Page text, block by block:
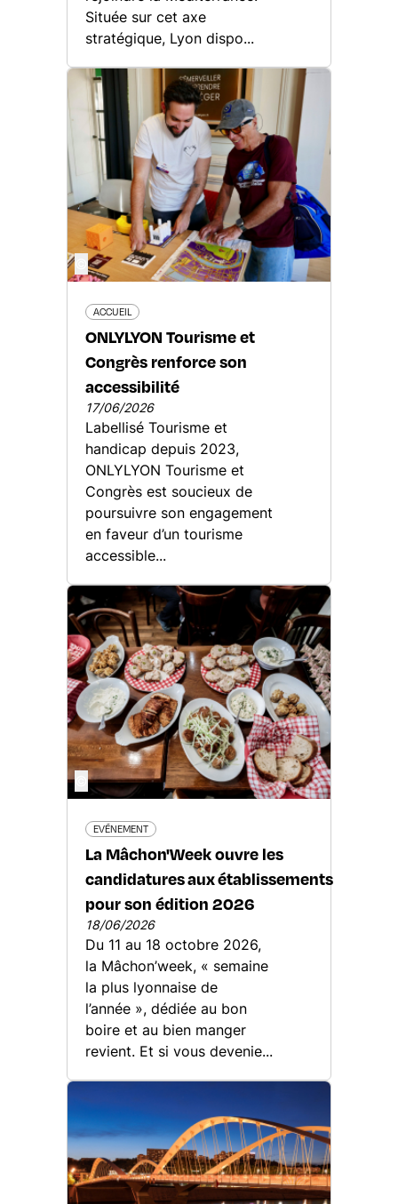
Située sur cet axe
stratégique, Lyon dispo...
ACCUEIL
ONLYLYON Tourisme et
Congrès renforce son
accessibilité
17/06/2026
Labellisé Tourisme et
handicap depuis 2023,
ONLYLYON Tourisme et
Congrès est soucieux de
poursuivre son engagement
en faveur d’un tourisme
accessible...
©
EVÉNEMENT
La Mâchon'Week ouvre les
candidatures aux établissements
pour son édition 2026
18/06/2026
Du 11 au 18 octobre 2026,
la Mâchon’week, « semaine
la plus lyonnaise de
l’année », dédiée au bon
boire et au bien manger
revient. Et si vous devenie...
©